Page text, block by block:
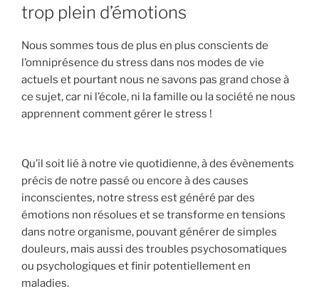
trop plein d’émotions
Nous sommes tous de plus en plus conscients de
l’omniprésence du stress dans nos modes de vie
actuels et pourtant nous ne savons pas grand chose à
ce sujet, car ni l’école, ni la famille ou la société ne nous
apprennent comment gérer le stress !
Qu’il soit lié à notre vie quotidienne, à des évènements
précis de notre passé ou encore à des causes
inconscientes, notre stress est généré par des
émotions non résolues et se transforme en tensions
dans notre organisme, pouvant générer de simples
douleurs, mais aussi des troubles psychosomatiques
ou psychologiques et finir potentiellement en
maladies.